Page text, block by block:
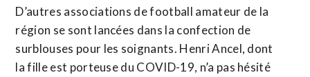
D’autres associations de football amateur de la
région se sont lancées dans la confection de
surblouses pour les soignants. Henri Ancel, dont
la fille est porteuse du COVID-19, n’a pas hésité